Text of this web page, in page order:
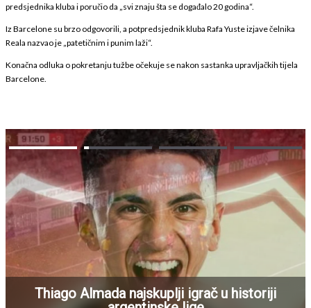
predsjednika kluba i poručio da „svi znaju šta se događalo 20 godina“.
Iz Barcelone su brzo odgovorili, a potpredsjednik kluba Rafa Yuste izjave čelnika
Reala nazvao je „patetičnim i punim laži“.
Konačna odluka o pokretanju tužbe očekuje se nakon sastanka upravljačkih tijela
Barcelone.
Thiago Almada najskuplji igrač u historiji